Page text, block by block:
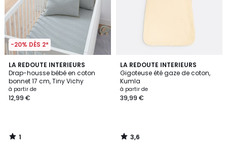
-20% DÈS 2*
LA REDOUTE INTERIEURS
Drap-housse bébé en coton
bonnet 17 cm, Tiny Vichy
à partir de
12,99 €
1
/
5
1
/
LA REDOUTE INTERIEURS
Gigoteuse été gaze de coton,
Kumla
à partir de
39,99 €
3,6
/ 5
3,6
/